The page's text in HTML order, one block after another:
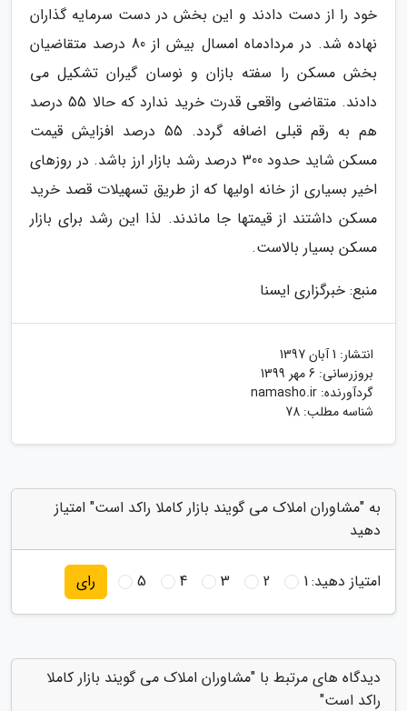
خود را از دست دادند و این بخش در دست سرمایه گذاران
نهاده شد. در مردادماه امسال بیش از 80 درصد متقاضیان
بخش مسکن را سفته بازان و نوسان گیران تشکیل می
دادند. متقاضی واقعی قدرت خرید ندارد که حالا 55 درصد
هم به رقم قبلی اضافه گردد. 55 درصد افزایش قیمت
مسکن شاید حدود 300 درصد رشد بازار ارز باشد. در روزهای
اخیر بسیاری از خانه اولیها که از طریق تسهیلات قصد خرید
مسکن داشتند از قیمتها جا ماندند. لذا این رشد برای بازار
مسکن بسیار بالاست.
منبع: خبرگزاری ایسنا
انتشار: 1 آبان 1397
بروزرسانی: 6 مهر 1399
گردآورنده: namasho.ir
شناسه مطلب: 78
به "مشاوران املاک می گویند بازار کاملا راکد است" امتیاز
دهید
امتیاز دهید:1
2
3
4
5 رای
دیدگاه های مرتبط با "مشاوران املاک می گویند بازار کاملا
راکد است"